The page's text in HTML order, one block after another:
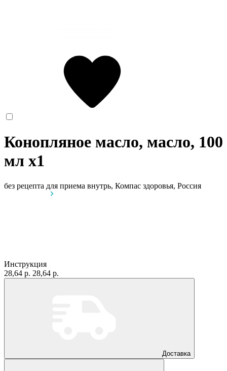
Конопляное масло, масло, 100
мл x1
без рецепта для приема внутрь, Компас здоровья, Россия
Инструкция
28,64 р. 28,64 р.
Доставка